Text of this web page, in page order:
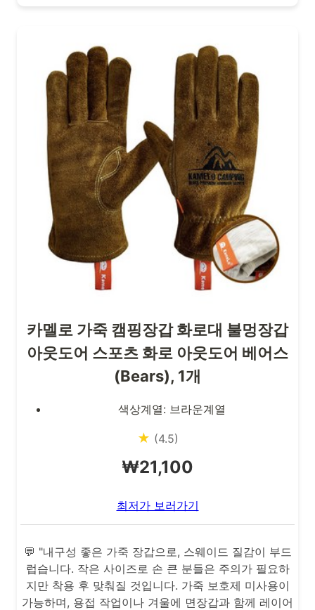
카멜로 가죽 캠핑장갑 화로대 불멍장갑
아웃도어 스포츠 화로 아웃도어 베어스
(Bears), 1개
색상계열: 브라운계열
★ (4.5)
₩21,100
최저가 보러가기
💬 "내구성 좋은 가죽 장갑으로, 스웨이드 질감이 부드
럽습니다. 작은 사이즈로 손 큰 분들은 주의가 필요하
지만 착용 후 맞춰질 것입니다. 가죽 보호제 미사용이
가능하며, 용접 작업이나 겨울에 면장갑과 함께 레이어